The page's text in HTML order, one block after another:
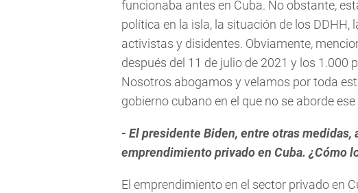
funcionaba antes en Cuba. No obstante,
política en la isla, la situación de los
activistas y disidentes. Obviamente,
después del 11 de julio de 2021 y los 1.000
Nosotros abogamos y velamos por toda
gobierno cubano en el que no se aborde
- El presidente Biden, entre otras medidas,
emprendimiento privado en Cuba. ¿Cómo
El emprendimiento en el sector privado en